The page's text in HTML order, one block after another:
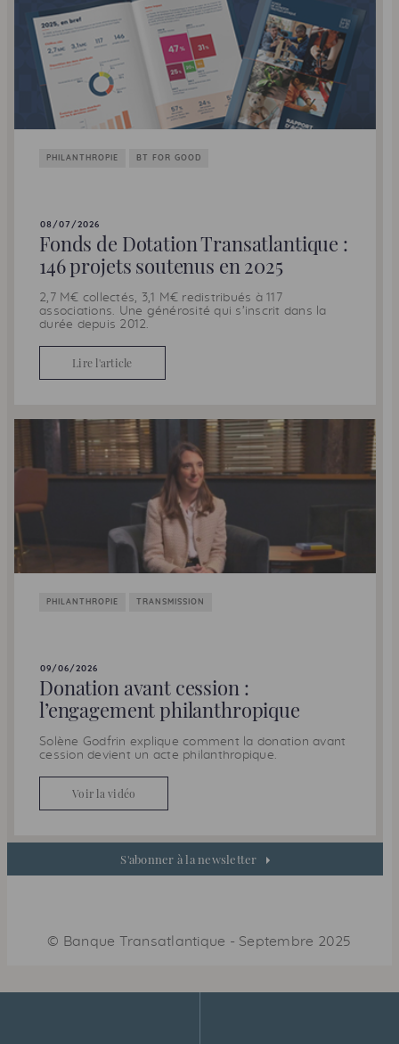
PHILANTHROPIE BT FOR GOOD
08/07/2026
Fonds de Dotation Transatlantique :
146 projets soutenus en 2025
2,7 M€ collectés, 3,1 M€ redistribués à 117
associations. Une générosité qui s’inscrit dans la
durée depuis 2012.
Lire l'article
PHILANTHROPIE TRANSMISSION
09/06/2026
Donation avant cession :
l’engagement philanthropique
Solène Godfrin explique comment la donation avant
cession devient un acte philanthropique.
Voir la vidéo
S'abonner à la newsletter
© Banque Transatlantique - Septembre 2025